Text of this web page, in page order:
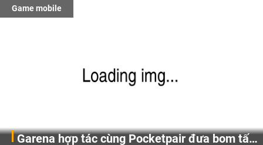
Game mobile
Gia Nhập Closed Beta Norse Saga: Cửu Giới